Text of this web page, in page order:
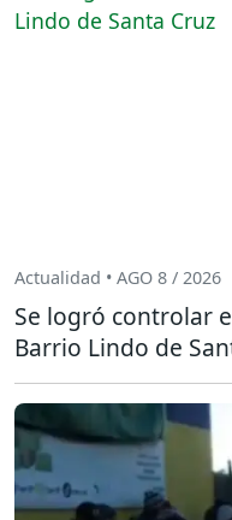
Actualidad • AGO 8 / 2026
Se logró controlar
Barrio Lindo de